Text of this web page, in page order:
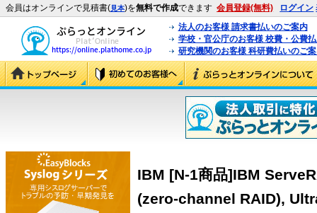
会員はオンラインで見積書(見本)を無料で作成できます 会員登録(無料) ログイン
法人のお客様 請求書払いのご案内
学校・官公庁のお客様 校費・公費
研究機関のお客様 科研費払いのご
IBM [N-1商品]IBM
(zero-channel RAID),